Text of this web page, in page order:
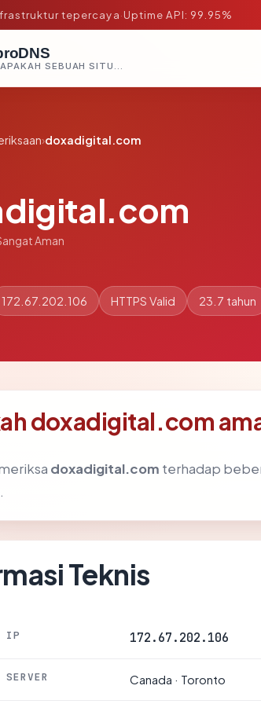
tepercaya·Uptime API: 99.95%
PERIKSA APAKAH SEBUAH SITUS AMAN, TEPERCAYA, DAN TERVERIFIKASI DALAM HITUNGAN DETIK.
›doxadigital.com
Aman
172.67.202.106 HTTPS Valid 23.7 tahun
doxadigital.com
doxadigital.com terhadap
Teknis
IP 172.67.202.106
Canada · Toronto